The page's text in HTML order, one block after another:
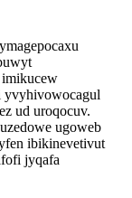
yvyhivowocagul
ud uroqocuv.
ugoweb
ibikinevetivut
jyqafa